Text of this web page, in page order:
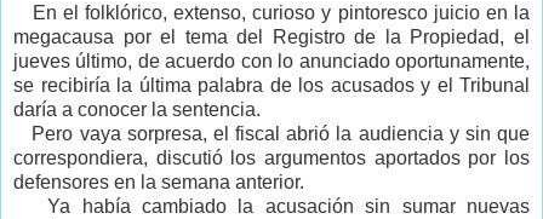
En el folklórico, extenso, curioso y pintoresco juicio en la
megacausa por el tema del Registro de la Propiedad, el
jueves último, de acuerdo con lo anunciado oportunamente,
se recibiría la última palabra de los acusados y el Tribunal
daría a conocer la sentencia.
Pero vaya sorpresa, el fiscal abrió la audiencia y sin que
correspondiera, discutió los argumentos aportados por los
defensores en la semana anterior.
Ya había cambiado la acusación sin sumar nuevas